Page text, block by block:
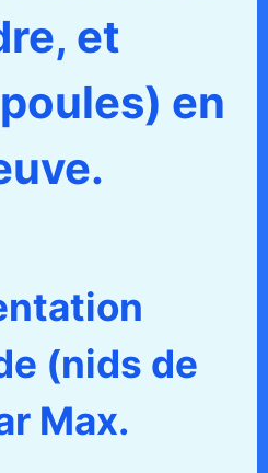
et
en
(nids de
Max.